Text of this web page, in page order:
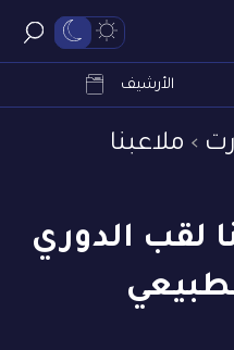
الأرشيف
ملاعبنا
لقب الدوري